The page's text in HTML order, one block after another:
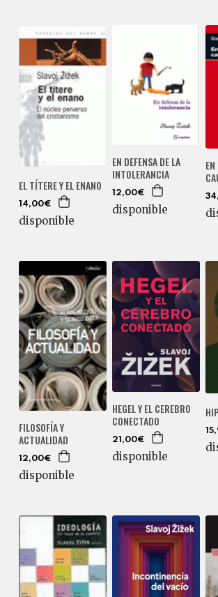
EL TÍTERE Y EL ENANO
14,00€
disponible
EN DEFENSA DE LA
INTOLERANCIA
12,00€
disponible
FILOSOFÍA Y
ACTUALIDAD
12,00€
disponible
HEGEL Y EL CEREBRO
CONECTADO
21,00€
disponible